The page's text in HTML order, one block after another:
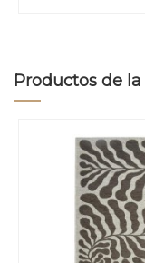
Productos de